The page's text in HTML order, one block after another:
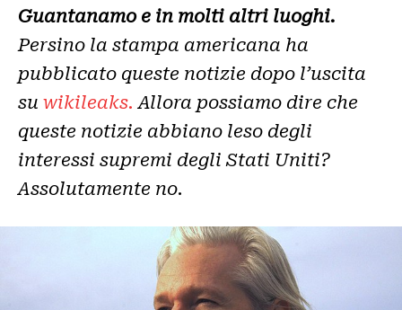
Guantanamo e in molti altri luoghi.
Persino la stampa americana ha
pubblicato queste notizie dopo l’uscita
su wikileaks. Allora possiamo dire che
queste notizie abbiano leso degli
interessi supremi degli Stati Uniti?
Assolutamente no.